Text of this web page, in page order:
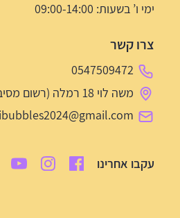
ימי ו’ בשעות: 09:00-14:00
צרו קשר
0547509472
משה לוי 18 רמלה (רשום מסיבאבלס על השלט בחנות)
עקבו אחרינו